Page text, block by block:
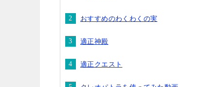
おすすめのわくわくの実
適正神殿
適正クエスト